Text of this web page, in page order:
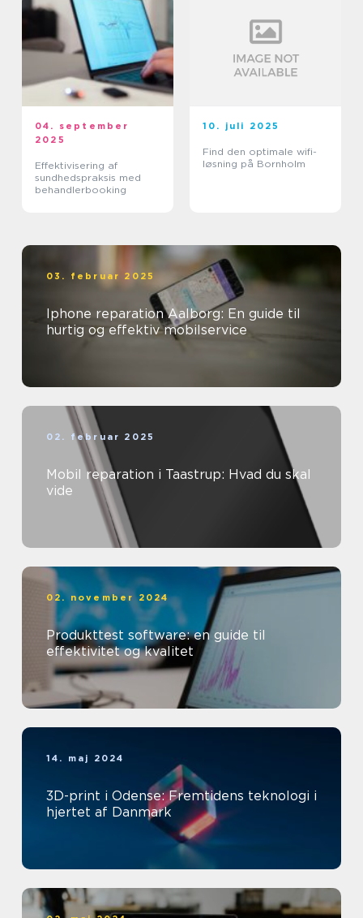
04. september
2025
Effektivisering af
sundhedspraksis med
behandlerbooking
10. juli 2025
Find den optimale wifi-
løsning på Bornholm
03. februar 2025
Iphone reparation Aalborg: En guide til
hurtig og effektiv mobilservice
02. februar 2025
Mobil reparation i Taastrup: Hvad du skal
vide
02. november 2024
Produkttest software: en guide til
effektivitet og kvalitet
14. maj 2024
3D-print i Odense: Fremtidens teknologi i
hjertet af Danmark